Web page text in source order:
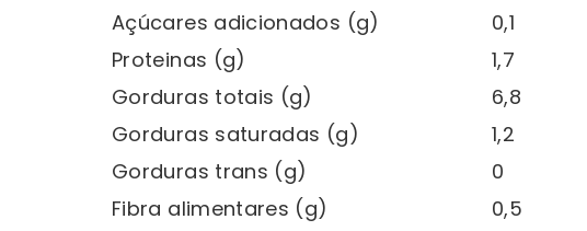
Açúcares adicionados (g)
0,1
Proteinas (g)
1,7
Gorduras totais (g)
6,8
Gorduras saturadas (g)
1,2
Gorduras trans (g)
0
Fibra alimentares (g)
0,5